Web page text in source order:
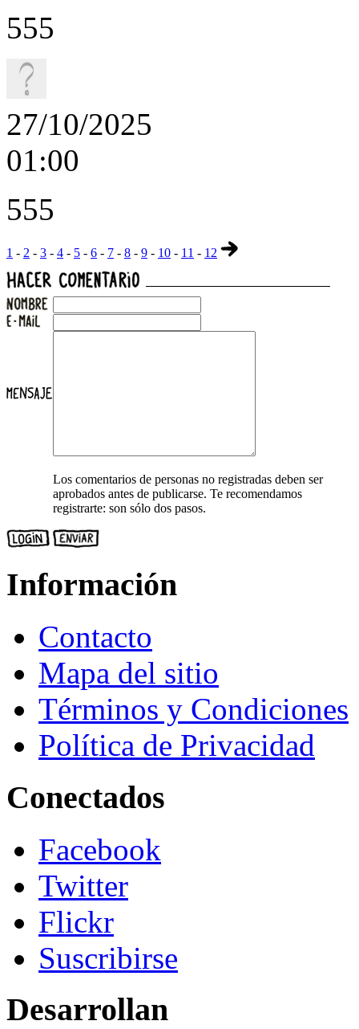
555
27/10/2025
01:00
555
1 - 2 - 3 - 4 - 5 - 6 - 7 - 8 - 9 - 10 - 11 - 12
Los comentarios de personas no registradas deben ser
aprobados antes de publicarse. Te recomendamos
registrarte: son sólo dos pasos.
Información
Contacto
Mapa del sitio
Términos y Condiciones
Política de Privacidad
Conectados
Facebook
Twitter
Flickr
Suscribirse
Desarrollan